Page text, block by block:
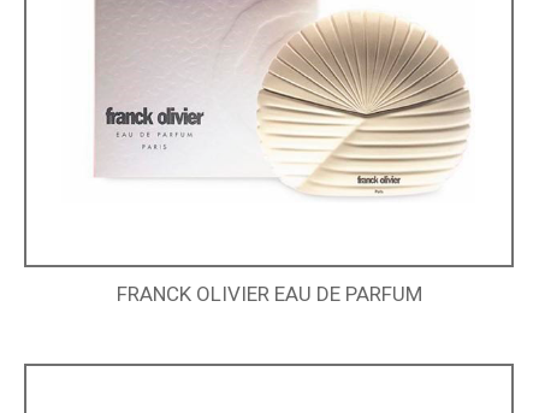
FRANCK OLIVIER EAU DE PARFUM